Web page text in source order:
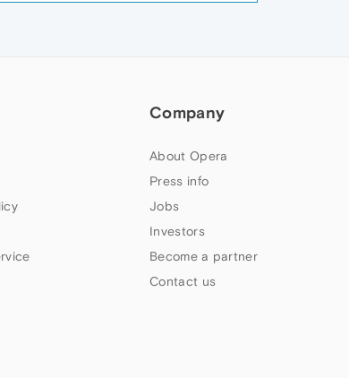
Company
About Opera
Press info
Jobs
Investors
Become a partner
Contact us